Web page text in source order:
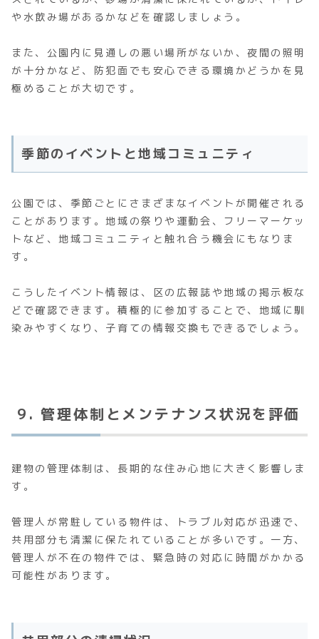
や水飲み場があるかなどを確認しましょう。
また、公園内に見通しの悪い場所がないか、夜間の照明
が十分かなど、防犯面でも安心できる環境かどうかを見
極めることが大切です。
季節のイベントと地域コミュニティ
公園では、季節ごとにさまざまなイベントが開催される
ことがあります。地域の祭りや運動会、フリーマーケッ
トなど、地域コミュニティと触れ合う機会にもなりま
す。
こうしたイベント情報は、区の広報誌や地域の掲示板な
どで確認できます。積極的に参加することで、地域に馴
染みやすくなり、子育ての情報交換もできるでしょう。
9. 管理体制とメンテナンス状況を評価
建物の管理体制は、長期的な住み心地に大きく影響しま
す。
管理人が常駐している物件は、トラブル対応が迅速で、
共用部分も清潔に保たれていることが多いです。一方、
管理人が不在の物件では、緊急時の対応に時間がかかる
可能性があります。